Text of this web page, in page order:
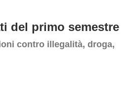
del primo semestre
contro illegalità, droga,